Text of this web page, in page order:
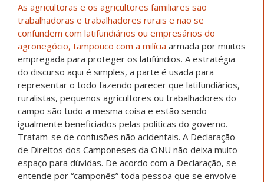
As agricultoras e os agricultores familiares são
trabalhadoras e trabalhadores rurais e não se
confundem com latifundiários ou empresários do
agronegócio, tampouco com a milícia armada por muitos
empregada para proteger os latifúndios. A estratégia
do discurso aqui é simples, a parte é usada para
representar o todo fazendo parecer que latifundiários,
ruralistas, pequenos agricultores ou trabalhadores do
campo são tudo a mesma coisa e estão sendo
igualmente beneficiados pelas políticas do governo.
Tratam-se de confusões não acidentais. A Declaração
de Direitos dos Camponeses da ONU não deixa muito
espaço para dúvidas. De acordo com a Declaração, se
entende por “camponês” toda pessoa que se envolve